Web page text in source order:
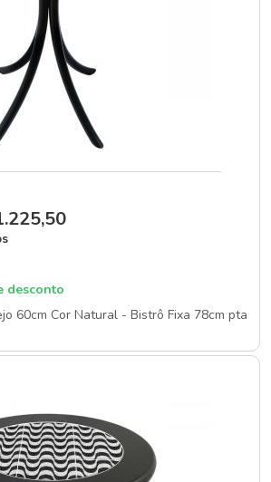
,50
desconto
60cm Cor Natural - Bistrô Fixa 78cm pta